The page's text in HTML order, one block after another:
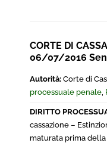
CORTE DI
06/07/2016
Autorità: Corte di
processuale penale,
DIRITTO
cassazione –
maturata prima della